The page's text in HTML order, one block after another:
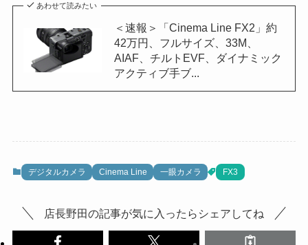
あわせて読みたい
＜速報＞「Cinema Line FX2」約
42万円、フルサイズ、33M、
AIAF、チルトEVF、ダイナミック
アクティブ手ブ...
デジタルカメラ Cinema Line 一眼カメラ FX3
店長野田の記事が気に入ったらシェアしてね